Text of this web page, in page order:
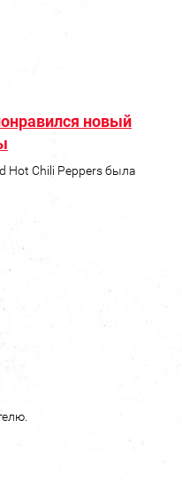
новый
Hot Chili Peppers была